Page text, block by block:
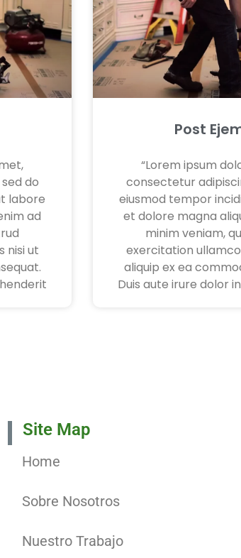
do
labore
ad
nisi ut
Post
“Lorem ipsum
consectetur
eiusmod tempor
et dolore magna
minim veniam,
exercitation
aliquip ex ea
Duis aute irure dolor
Site Map
Home
Sobre Nosotros
Nuestro Trabajo